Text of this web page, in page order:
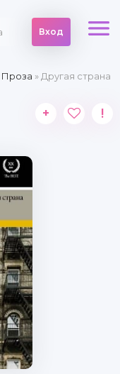
Вход
Проза » Другая страна
+ !